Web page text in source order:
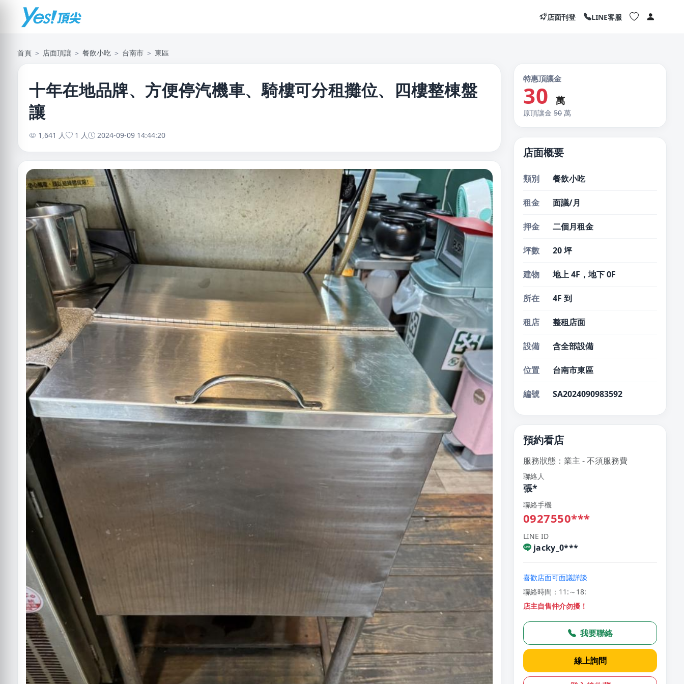
店面刊登 LINE客服
首頁 ＞ 店面頂讓 ＞ 餐飲小吃 ＞ 台南市 ＞ 東區
十年在地品牌、方便停汽機車、騎樓可分租攤位、四樓整棟盤
讓
1,641 人 1 人 2024-09-09 14:44:20
特惠頂讓金
30 萬
原頂讓金 50 萬
店面概要
類別 餐飲小吃
租金 面議/月
押金 二個月租金
坪數 20 坪
建物 地上 4F，地下 0F
所在 4F 到
租店 整租店面
設備 含全部設備
位置 台南市東區
編號 SA2024090983592
預約看店
服務狀態：業主 - 不須服務費
聯絡人
張*
聯絡手機
0927550***
LINE ID
jacky_0***
喜歡店面可面議詳談
聯絡時間：11:～18:
店主自售仲介勿擾！
我要聯絡
線上詢問